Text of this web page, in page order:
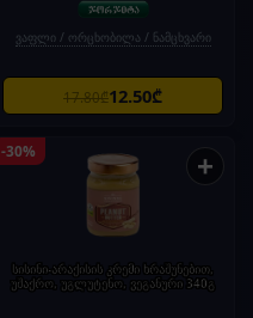
ვაფლი / ორცხობილა / ნამცხვარი
17.80₾12.50₾
-30% +
სისინი-არაქისის კრემი ხრაშუნებით,
უშაქრო, უგლუტენო, ვეგანური 340გ